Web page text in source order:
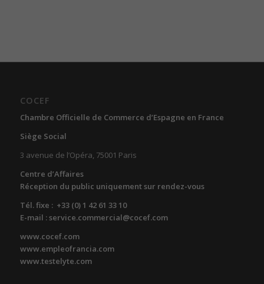
COCEF
Chambre Officielle de Commerce d’Espagne en France
Siège Social
3 avenue de l’Opéra, 75001 Paris
Centre d’Affaires
Réception du public uniquement sur rendez-vous
Tél. fixe : +33 (0) 1 42 61 33 10
E-mail : service.commercial@cocef.com
www.cocef.com
www.empleofrancia.com
www.testelyte.com